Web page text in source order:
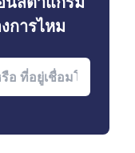
การไหม